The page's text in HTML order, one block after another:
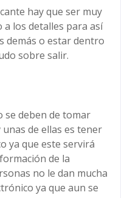
hay que ser muy
los detalles para así
demás o estar dentro
sobre salir.
se deben de tomar
de ellas es tener
ya que este servirá
de la
no le dan mucha
ya que aun se